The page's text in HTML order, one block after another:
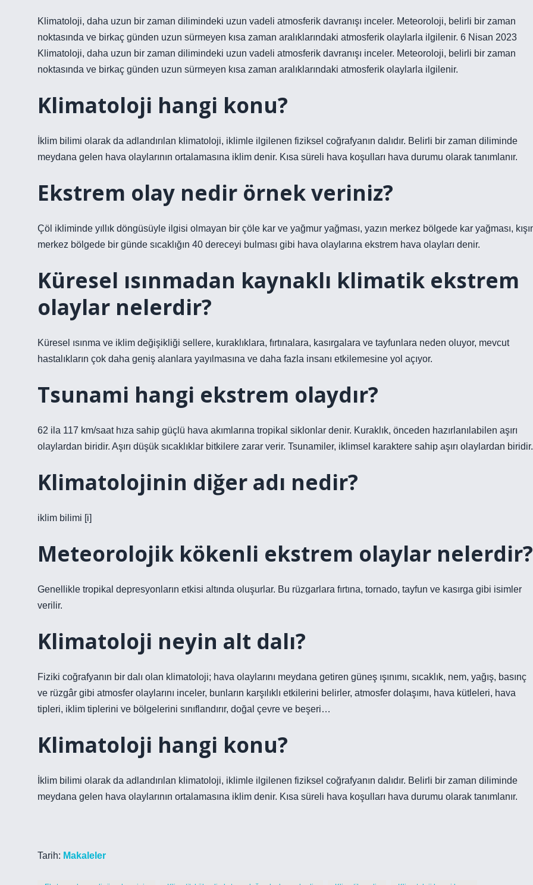
Klimatoloji, daha uzun bir zaman dilimindeki uzun vadeli atmosferik davranışı inceler. Meteoroloji, belirli bir zaman
noktasında ve birkaç günden uzun sürmeyen kısa zaman aralıklarındaki atmosferik olaylarla ilgilenir. 6 Nisan 2023
Klimatoloji, daha uzun bir zaman dilimindeki uzun vadeli atmosferik davranışı inceler. Meteoroloji, belirli bir zaman
noktasında ve birkaç günden uzun sürmeyen kısa zaman aralıklarındaki atmosferik olaylarla ilgilenir.
Klimatoloji hangi konu?
İklim bilimi olarak da adlandırılan klimatoloji, iklimle ilgilenen fiziksel coğrafyanın dalıdır. Belirli bir zaman diliminde
meydana gelen hava olaylarının ortalamasına iklim denir. Kısa süreli hava koşulları hava durumu olarak tanımlanır.
Ekstrem olay nedir örnek veriniz?
Çöl ikliminde yıllık döngüsüyle ilgisi olmayan bir çöle kar ve yağmur yağması, yazın merkez bölgede kar yağması,
merkez bölgede bir günde sıcaklığın 40 dereceyi bulması gibi hava olaylarına ekstrem hava olayları denir.
Küresel ısınmadan kaynaklı klimatik ekstrem
olaylar nelerdir?
Küresel ısınma ve iklim değişikliği sellere, kuraklıklara, fırtınalara, kasırgalara ve tayfunlara neden oluyor, mevcut
hastalıkların çok daha geniş alanlara yayılmasına ve daha fazla insanı etkilemesine yol açıyor.
Tsunami hangi ekstrem olaydır?
62 ila 117 km/saat hıza sahip güçlü hava akımlarına tropikal siklonlar denir. Kuraklık, önceden hazırlanılabilen aşırı
olaylardan biridir. Aşırı düşük sıcaklıklar bitkilere zarar verir. Tsunamiler, iklimsel karaktere sahip aşırı olaylardan biridir.
Klimatolojinin diğer adı nedir?
iklim bilimi [i]
Meteorolojik kökenli ekstrem olaylar nelerdir?
Genellikle tropikal depresyonların etkisi altında oluşurlar. Bu rüzgarlara fırtına, tornado, tayfun ve kasırga gibi isimler
verilir.
Klimatoloji neyin alt dalı?
Fiziki coğrafyanın bir dalı olan klimatoloji; hava olaylarını meydana getiren güneş ışınımı, sıcaklık, nem, yağış, basınç
ve rüzgâr gibi atmosfer olaylarını inceler, bunların karşılıklı etkilerini belirler, atmosfer dolaşımı, hava kütleleri, hava
tipleri, iklim tiplerini ve bölgelerini sınıflandırır, doğal çevre ve beşeri…
Klimatoloji hangi konu?
İklim bilimi olarak da adlandırılan klimatoloji, iklimle ilgilenen fiziksel coğrafyanın dalıdır. Belirli bir zaman diliminde
meydana gelen hava olaylarının ortalamasına iklim denir. Kısa süreli hava koşulları hava durumu olarak tanımlanır.
Tarih: Makaleler